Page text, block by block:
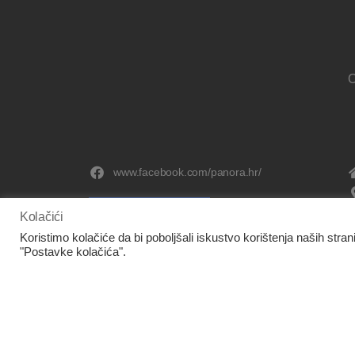
www.facebook.com/panora.hr/
Kolačići
Koristimo kolačiće da bi poboljšali iskustvo korištenja naših
"Postavke kolačića".